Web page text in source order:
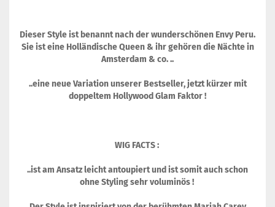
Dieser Style ist benannt nach der wunderschönen Envy Peru.
Sie ist eine Holländische Queen & ihr gehören die Nächte in
Amsterdam & co. ..
..eine neue Variation unserer Bestseller, jetzt kürzer mit
doppeltem Hollywood Glam Faktor !
WIG FACTS :
..ist am Ansatz leicht antoupiert und ist somit auch schon
ohne Styling sehr voluminös !